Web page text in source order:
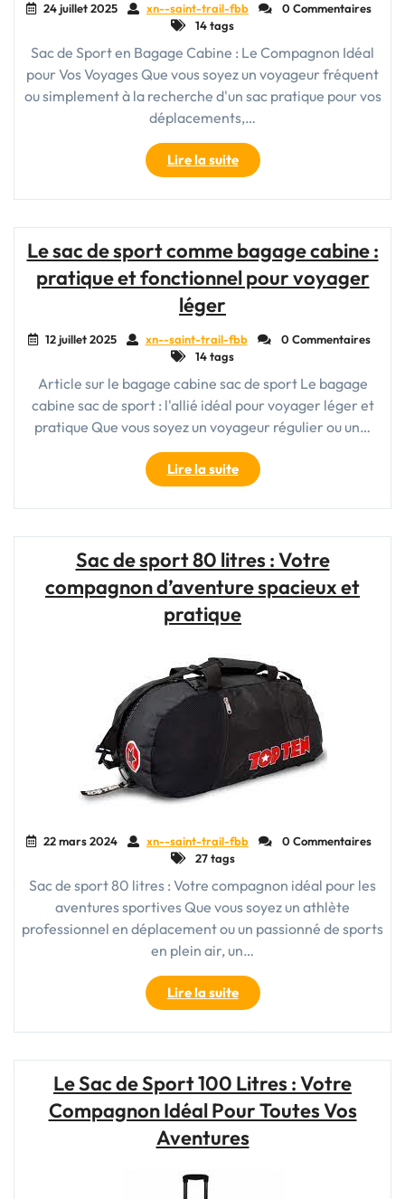
24 juillet 2025 xn--saint-trail-fbb
0 Commentaires
14 tags
Sac de Sport en Bagage Cabine : Le Compagnon Idéal
pour Vos Voyages Que vous soyez un voyageur fréquent
ou simplement à la recherche d'un sac pratique pour vos
déplacements,…
Lire la suite"Le
Sac
de
Cabine
:
Idéal
Voyager
Léger"
Le sac de sport comme bagage cabine :
pratique et fonctionnel pour voyager
léger
12 juillet 2025 xn--saint-trail-fbb
0 Commentaires
14 tags
Article sur le bagage cabine sac de sport Le bagage
cabine sac de sport : l'allié idéal pour voyager léger et
pratique Que vous soyez un voyageur régulier ou un…
Lire la suite"Le
sac
de
bagage
cabine
:
pratique
fonctionnel
pour
Sac de sport 80 litres : Votre
compagnon d’aventure spacieux et
pratique
22 mars 2024 xn--saint-trail-fbb
0 Commentaires
27 tags
Sac de sport 80 litres : Votre compagnon idéal pour les
aventures sportives Que vous soyez un athlète
professionnel en déplacement ou un passionné de sports
en plein air, un…
Lire la suite"Sac
de
sport
:
Votre
compagnon
d’aventure
Le Sac de Sport 100 Litres : Votre
Compagnon Idéal Pour Toutes Vos
Aventures